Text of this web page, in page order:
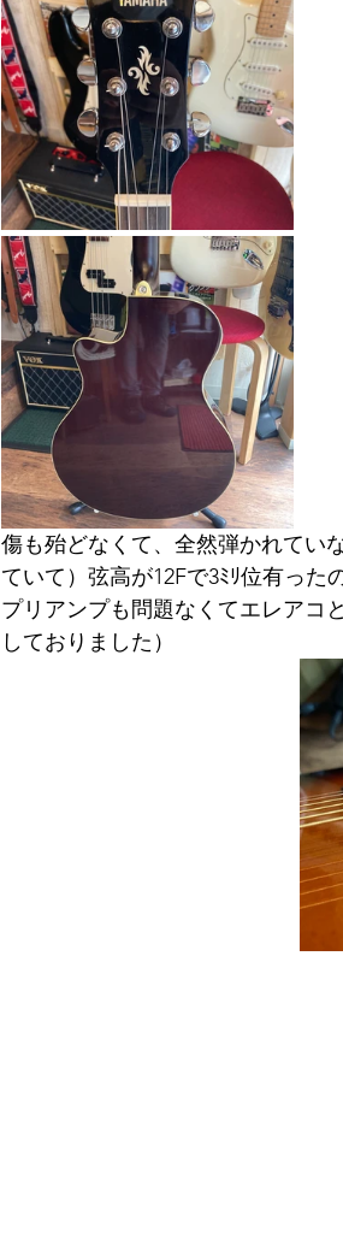
傷も殆どなくて、全然弾かれてい
ていて）弦高が12Fで3ﾐﾘ位有った
プリアンプも問題なくてエレアコ
しておりました）